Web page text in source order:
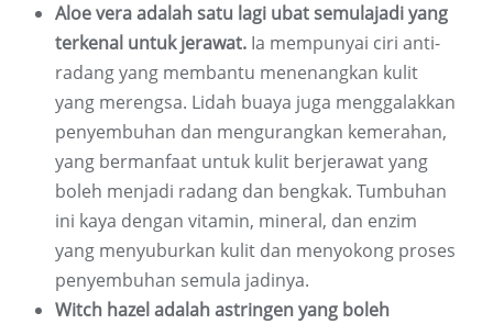
Aloe vera adalah satu lagi ubat semulajadi yang
terkenal untuk jerawat. Ia mempunyai ciri anti-
radang yang membantu menenangkan kulit
yang merengsa. Lidah buaya juga menggalakkan
penyembuhan dan mengurangkan kemerahan,
yang bermanfaat untuk kulit berjerawat yang
boleh menjadi radang dan bengkak. Tumbuhan
ini kaya dengan vitamin, mineral, dan enzim
yang menyuburkan kulit dan menyokong proses
penyembuhan semula jadinya.
Witch hazel adalah astringen yang boleh